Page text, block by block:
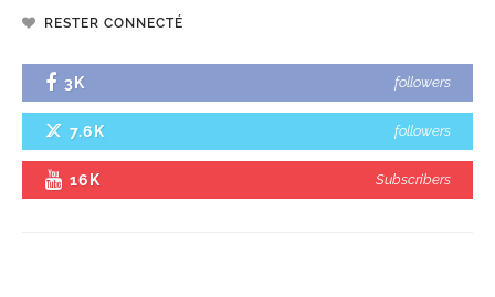
RESTER CONNECTÉ
3K followers
7.6K followers
16K Subscribers